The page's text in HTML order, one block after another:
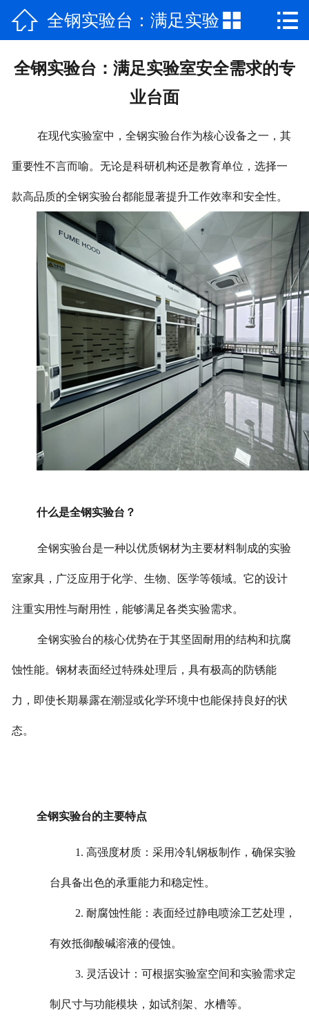
 网站首页
视频专区
厂房场景
工程案例
联系我们
 全钢实验台：满足实验
室安全需求的专业台面
 
全钢实验台：满足实验室安全需求的专
业台面
在现代实验室中，全钢实验台作为核心设备之一，其
重要性不言而喻。无论是科研机构还是教育单位，选择一
款高品质的全钢实验台都能显著提升工作效率和安全性。
什么是全钢实验台？
全钢实验台是一种以优质钢材为主要材料制成的实验
室家具，广泛应用于化学、生物、医学等领域。它的设计
注重实用性与耐用性，能够满足各类实验需求。
全钢实验台的核心优势在于其坚固耐用的结构和抗腐
蚀性能。钢材表面经过特殊处理后，具有极高的防锈能
力，即使长期暴露在潮湿或化学环境中也能保持良好的状
态。
全钢实验台的主要特点
1. 高强度材质：采用冷轧钢板制作，确保实验
台具备出色的承重能力和稳定性。
2. 耐腐蚀性能：表面经过静电喷涂工艺处理，
有效抵御酸碱溶液的侵蚀。
3. 灵活设计：可根据实验室空间和实验需求定
制尺寸与功能模块，如试剂架、水槽等。